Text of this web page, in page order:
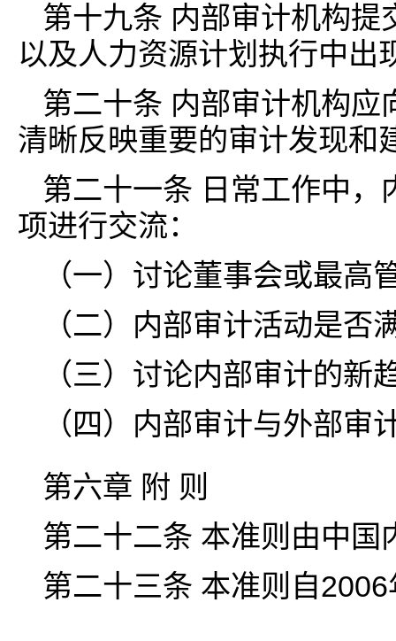
第十九条 内部审计机构
以及人力资源计划执行中出
第二十条 内部审计机构
清晰反映重要的审计发现和
第二十一条 日常工作中
项进行交流：
（一）讨论董事会或最高
（二）内部审计活动是
（三）讨论内部审计的新
（四）内部审计与外部审
第六章 附 则
第二十二条 本准则由中国
第二十三条 本准则自